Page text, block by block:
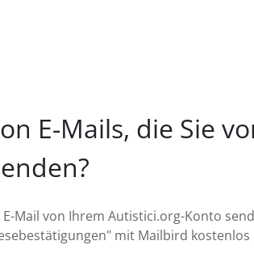
E-Mails, die Sie
Mail von Ihrem Autistici.org-Konto
mit Mailbird kostenlos